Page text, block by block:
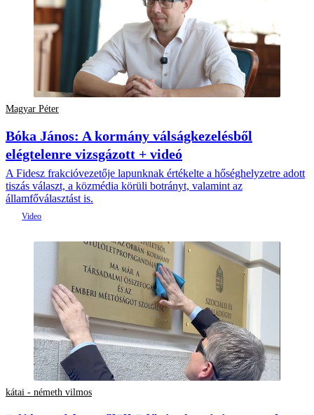
Magyar Péter
Bóka János: A kormány válságkezelésből
elégtelenre vizsgázott + videó
A Fidesz frakcióvezetője lapunknak értékelte a hőséghelyzetre adott
tiszás választ, a közmédia körüli botrányt, valamint az
államfőválasztást is.
kátai - németh vilmos